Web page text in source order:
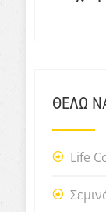
ΘΕΛΩ
Life